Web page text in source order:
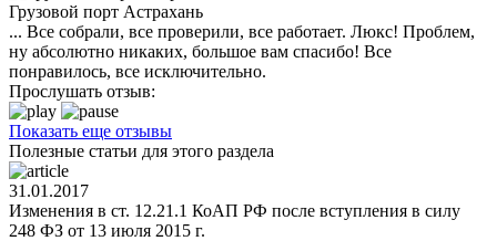
Грузовой порт Астрахань
... Все собрали, все проверили, все работает. Люкс! Проблем,
ну абсолютно никаких, большое вам спасибо! Все
понравилось, все исключительно.
Прослушать отзыв:
Показать еще отзывы
Полезные статьи для этого раздела
31.01.2017
Изменения в ст. 12.21.1 КоАП РФ после вступления в силу
248 ФЗ от 13 июля 2015 г.